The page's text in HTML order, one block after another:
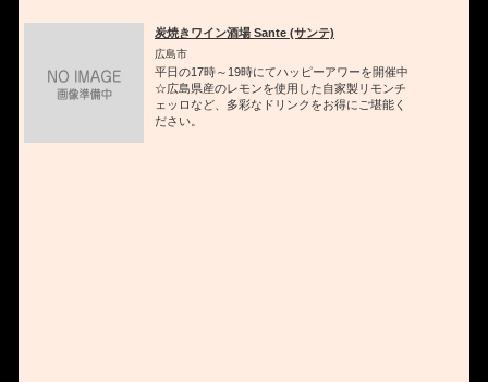
炭焼きワイン酒場 Sante (サンテ)
広島市
平日の17時～19時にてハッピーアワーを開催中
☆広島県産のレモンを使用した自家製リモンチ
ェッロなど、多彩なドリンクをお得にご堪能く
ださい。